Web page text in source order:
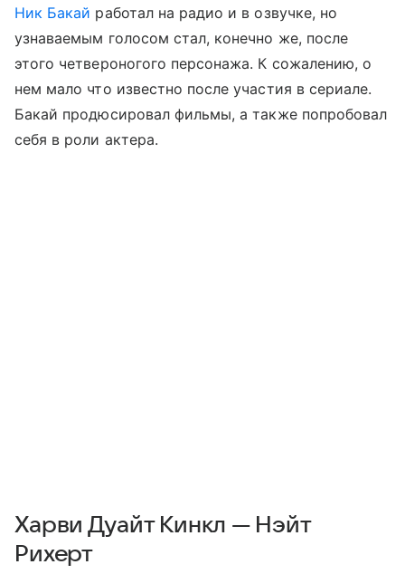
Ник Бакай работал на радио и в озвучке, но
узнаваемым голосом стал, конечно же, после
этого четвероногого персонажа. К сожалению, о
нем мало что известно после участия в сериале.
Бакай продюсировал фильмы, а также попробовал
себя в роли актера.
Харви Дуайт Кинкл — Нэйт
Рихерт